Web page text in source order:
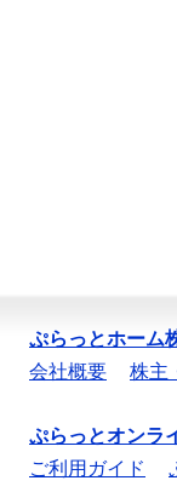
ぷらっとホーム
会社概要
株主
ぷらっとオンラ
ご利用ガイド